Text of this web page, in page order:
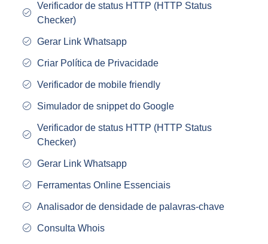
Verificador de status HTTP (HTTP Status
Checker)
Gerar Link Whatsapp
Criar Política de Privacidade
Verificador de mobile friendly
Simulador de snippet do Google
Verificador de status HTTP (HTTP Status
Checker)
Gerar Link Whatsapp
Ferramentas Online Essenciais
Analisador de densidade de palavras-chave
Consulta Whois